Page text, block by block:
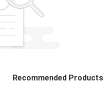
Recommended Products